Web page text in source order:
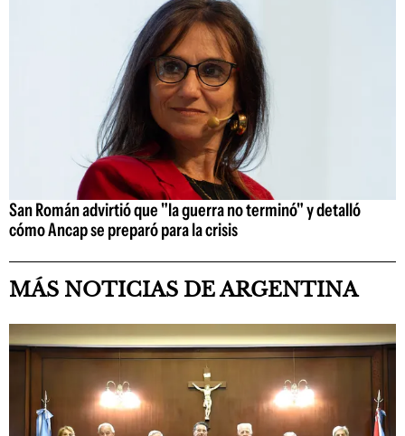
San Román advirtió que "la guerra no terminó" y detalló
cómo Ancap se preparó para la crisis
MÁS NOTICIAS DE ARGENTINA